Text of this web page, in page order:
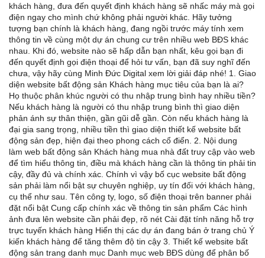
khách hàng, đưa đến quyết định khách hàng sẽ nhấc máy mà gọi
điện ngay cho mình chứ không phải người khác. Hãy tưởng
tượng bạn chính là khách hàng, đang ngồi trước máy tính xem
thông tin về cùng một dự án chung cư trên nhiều web BĐS khác
nhau. Khi đó, website nào sẽ hấp dẫn bạn nhất, kêu gọi bạn đi
đến quyết định gọi điện thoại để hỏi tư vấn, bạn đã suy nghĩ đến
chưa, vậy hãy cùng Minh Đức Digital xem lời giải đáp nhé! 1. Giao
diện website bất động sản Khách hàng mục tiêu của bạn là ai?
Họ thuộc phân khúc người có thu nhập trung bình hay nhiều tiền?
Nếu khách hàng là người có thu nhập trung bình thì giao diện
phản ánh sự thân thiện, gần gũi dễ gần. Còn nếu khách hàng là
đại gia sang trọng, nhiều tiền thì giao diện thiết kế website bất
động sản đẹp, hiện đại theo phong cách cổ điển. 2. Nội dung
làm web bất động sản Khách hàng mua nhà đất truy cập vào web
để tìm hiểu thông tin, điều mà khách hàng cần là thông tin phải tin
cậy, đầy đủ và chính xác. Chính vì vậy bố cục website bất động
sản phải làm nổi bật sự chuyên nghiệp, uy tín đối với khách hàng,
cụ thể như sau. Tên công ty, logo, số điện thoại trên banner phải
đặt nổi bật Cung cấp chính xác về thông tin sản phẩm Các hình
ảnh đưa lên website cần phải đẹp, rõ nét Cài đặt tính năng hỗ trợ
trực tuyến khách hàng Hiển thị các dự án đang bán ở trang chủ Ý
kiến khách hàng để tăng thêm độ tin cậy 3. Thiết kế website bất
động sản trang danh mục Danh mục web BĐS dùng để phân bố